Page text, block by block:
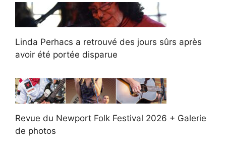
Linda Perhacs a retrouvé des jours sûrs après
avoir été portée disparue
Revue du Newport Folk Festival 2026 + Galerie
de photos